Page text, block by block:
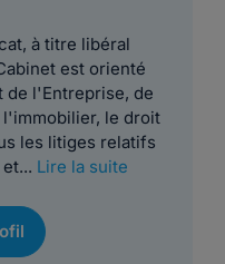
à titre libéral
est orienté
de l'Entreprise, de
le droit
les litiges relatifs
Lire la suite